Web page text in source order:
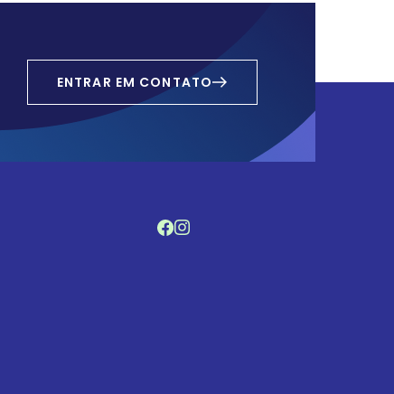
ENTRAR EM CONTATO